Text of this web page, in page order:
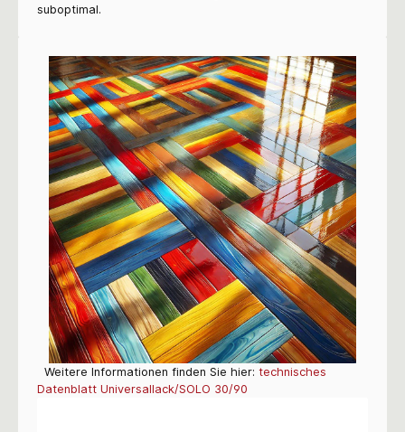
suboptimal.
Weitere Informationen finden Sie hier: technisches
Datenblatt Universallack/SOLO 30/90